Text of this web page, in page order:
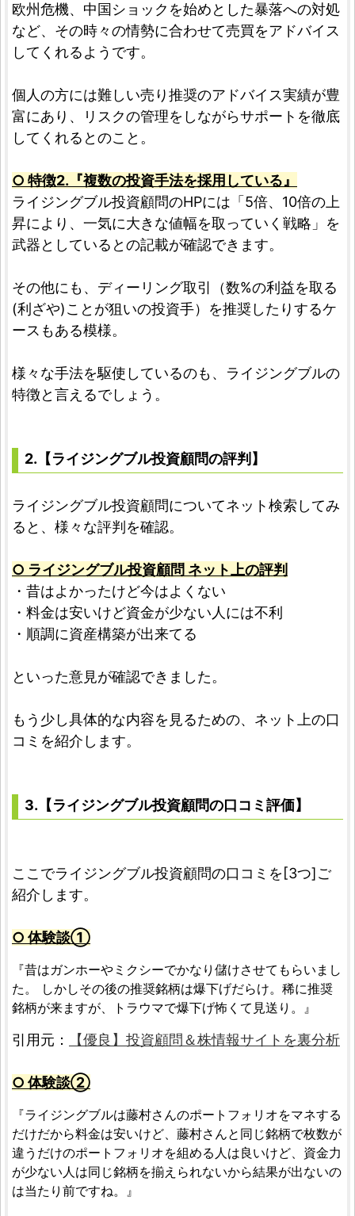
欧州危機、中国ショックを始めとした暴落への対処
など、その時々の情勢に合わせて売買をアドバイス
してくれるようです。
個人の方には難しい売り推奨のアドバイス実績が豊
富にあり、リスクの管理をしながらサポートを徹底
してくれるとのこと。
○ 特徴2.『複数の投資手法を採用している』
ライジングブル投資顧問のHPには「5倍、10倍の上
昇により、一気に大きな値幅を取っていく戦略」を
武器としているとの記載が確認できます。
その他にも、ディーリング取引（数%の利益を取る
(利ざや)ことが狙いの投資手）を推奨したりするケ
ースもある模様。
様々な手法を駆使しているのも、ライジングブルの
特徴と言えるでしょう。
2.【ライジングブル投資顧問の評判】
ライジングブル投資顧問についてネット検索してみ
ると、様々な評判を確認。
○ ライジングブル投資顧問 ネット上の評判
・昔はよかったけど今はよくない
・料金は安いけど資金が少ない人には不利
・順調に資産構築が出来てる
といった意見が確認できました。
もう少し具体的な内容を見るための、ネット上の口
コミを紹介します。
3.【ライジングブル投資顧問の口コミ評価】
ここでライジングブル投資顧問の口コミを[3つ]ご
紹介します。
○ 体験談①
『昔はガンホーやミクシーでかなり儲けさせてもらいまし
た。 しかしその後の推奨銘柄は爆下げだらけ。稀に推奨
銘柄が来ますが、トラウマで爆下げ怖くて見送り。』
引用元： 【優良】投資顧問＆株情報サイトを裏分析
○ 体験談②
『ライジングブルは藤村さんのポートフォリオをマネする
だけだから料金は安いけど、藤村さんと同じ銘柄で枚数が
違うだけのポートフォリオを組める人は良いけど、資金力
が少ない人は同じ銘柄を揃えられないから結果が出ないの
は当たり前ですね。』